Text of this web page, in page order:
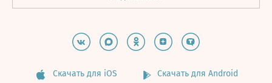
Скачать для iOS Скачать для Android